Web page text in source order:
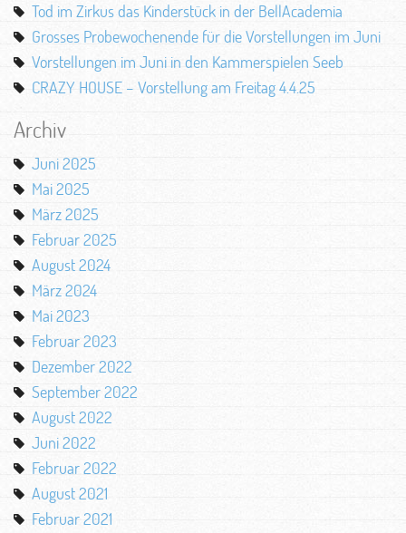
Tod im Zirkus das Kinderstück in der BellAcademia
Grosses Probewochenende für die Vorstellungen im Juni
Vorstellungen im Juni in den Kammerspielen Seeb
CRAZY HOUSE – Vorstellung am Freitag 4.4.25
Archiv
Juni 2025
Mai 2025
März 2025
Februar 2025
August 2024
März 2024
Mai 2023
Februar 2023
Dezember 2022
September 2022
August 2022
Juni 2022
Februar 2022
August 2021
Februar 2021